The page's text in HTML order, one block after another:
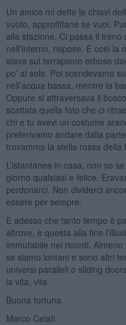
Un amico mi dette le chiavi
vuoto, approfittane se vuoi.
alla stazione. Ci passa il treno
nell’interno, rispose. E così la
stava sul terrapieno erboso
po’ al sole. Poi scendevamo
nell’acqua bassa, mentre la
Oppure si attraversava il
scattata quella foto che ci
chi e tu avevi un costume
preferivamo andare dalla
trovammo la stella rossa della
L’istantanea in casa, non so
giorno qualsiasi e felice.
perdonarci. Non dividerci
essere per sempre.
E adesso che tanto tempo è
altrove, è questa alla fine
immutabile nei ricordi.
se siamo lontani e sono altri
universi paralleli o sliding
la vita, vita.
Buona fortuna
Marco Celati